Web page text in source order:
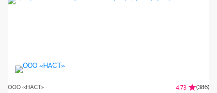
ООО «НАСТ» 4.73 (386)